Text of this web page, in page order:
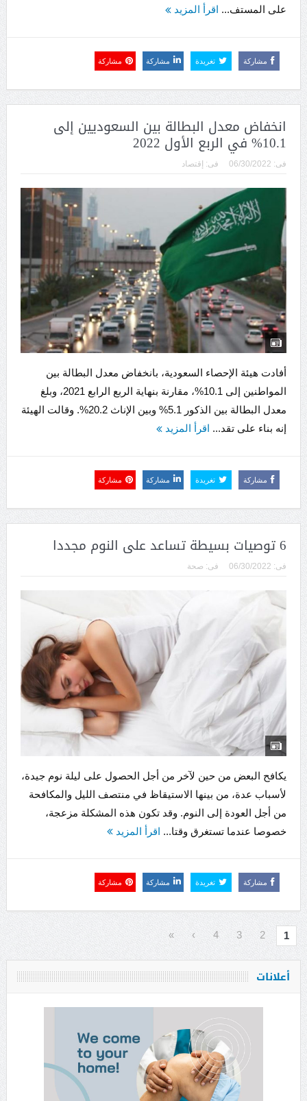
على المستف... اقرأ المزيد
مشاركة تغريدة مشاركة مشاركة
انخفاض معدل البطالة بين السعوديين إلى
10.1% في الربع الأول 2022
فى: 06/30/2022 فى: إقتصاد
أفادت هيئة الإحصاء السعودية، بانخفاض معدل البطالة بين
المواطنين إلى 10.1%، مقارنة بنهاية الربع الرابع 2021، وبلغ
معدل البطالة بين الذكور 5.1% وبين الإناث 20.2%. وقالت الهيئة
إنه بناء على تقد... اقرأ المزيد
مشاركة تغريدة مشاركة مشاركة
6 توصيات بسيطة تساعد على النوم مجددا
فى: 06/30/2022 فى: صحة
يكافح البعض من حين لآخر من أجل الحصول على ليلة نوم جيدة،
لأسباب عدة، من بينها الاستيقاظ في منتصف الليل والمكافحة
من أجل العودة إلى النوم. وقد تكون هذه المشكلة مزعجة،
خصوصا عندما تستغرق وقتا... اقرأ المزيد
مشاركة تغريدة مشاركة مشاركة
1
2
3
4
›
»
أعلانات